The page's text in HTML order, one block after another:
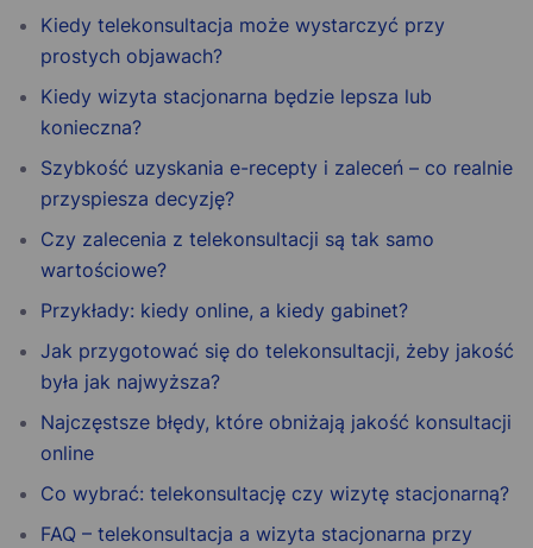
Kiedy telekonsultacja może wystarczyć przy
prostych objawach?
Kiedy wizyta stacjonarna będzie lepsza lub
konieczna?
Szybkość uzyskania e-recepty i zaleceń – co realnie
przyspiesza decyzję?
Czy zalecenia z telekonsultacji są tak samo
wartościowe?
Przykłady: kiedy online, a kiedy gabinet?
Jak przygotować się do telekonsultacji, żeby jakość
była jak najwyższa?
Najczęstsze błędy, które obniżają jakość konsultacji
online
Co wybrać: telekonsultację czy wizytę stacjonarną?
FAQ – telekonsultacja a wizyta stacjonarna przy